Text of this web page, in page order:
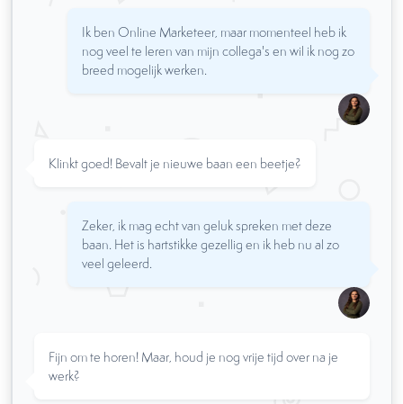
Ik ben Online Marketeer, maar momenteel heb ik
nog veel te leren van mijn collega's en wil ik nog zo
breed mogelijk werken.
Klinkt goed! Bevalt je nieuwe baan een beetje?
Zeker, ik mag echt van geluk spreken met deze
baan. Het is hartstikke gezellig en ik heb nu al zo
veel geleerd.
Fijn om te horen! Maar, houd je nog vrije tijd over na je
werk?